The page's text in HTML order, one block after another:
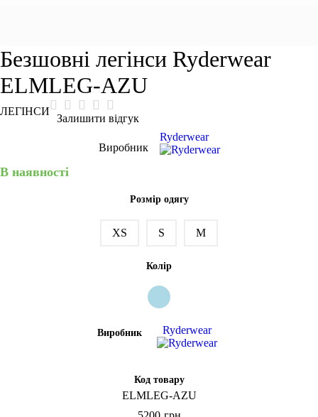
Безшовні легінси Ryderwear
ELMLEG-AZU
ЛЕГІНСИ
Залишити відгук
Виробник
Ryderwear
В наявності
Розмір одягу
XS S M
Колір
Виробник Ryderwear
Код товару
ELMLEG-AZU